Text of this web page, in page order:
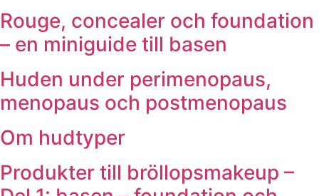
Rouge, concealer och foundation
– en miniguide till basen
Huden under perimenopaus,
menopaus och postmenopaus
Om hudtyper
Produkter till bröllopsmakeup –